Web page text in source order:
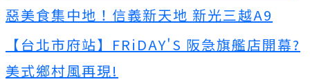
惡美食集中地！信義新天地 新光三越A9
【台北市府站】FRiDAY'S 阪急旗艦店開幕?
美式鄉村風再現!